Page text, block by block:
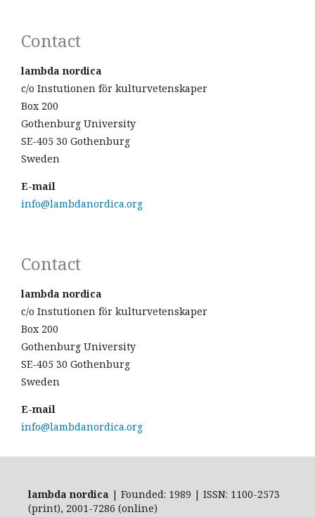
Contact
lambda nordica
c/o Instutionen för kulturvetenskaper
Box 200
Gothenburg University
SE-405 30 Gothenburg
Sweden
E-mail
info@lambdanordica.org
Contact
lambda nordica
c/o Instutionen för kulturvetenskaper
Box 200
Gothenburg University
SE-405 30 Gothenburg
Sweden
E-mail
info@lambdanordica.org
lambda nordica | Founded: 1989 | ISSN: 1100-2573
(print), 2001-7286 (online)